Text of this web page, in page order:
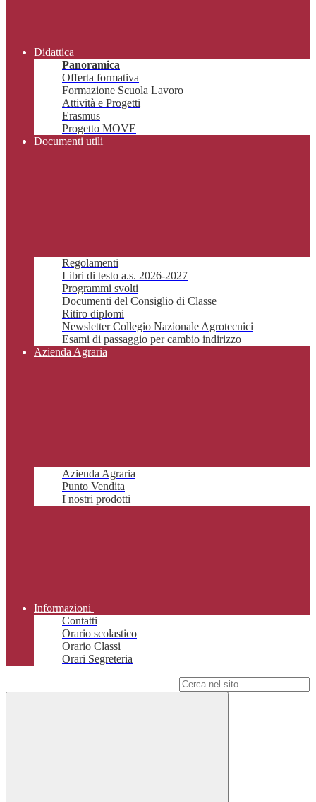
Didattica
Panoramica
Offerta formativa
Formazione Scuola Lavoro
Attività e Progetti
Erasmus
Progetto MOVE
Documenti utili
Regolamenti
Libri di testo a.s. 2026-2027
Programmi svolti
Documenti del Consiglio di Classe
Ritiro diplomi
Newsletter Collegio Nazionale Agrotecnici
Esami di passaggio per cambio indirizzo
Azienda Agraria
Azienda Agraria
Punto Vendita
I nostri prodotti
Informazioni
Contatti
Orario scolastico
Orario Classi
Orari Segreteria